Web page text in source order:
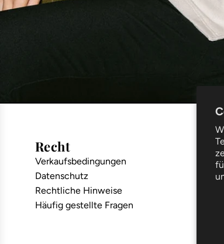
Recht
Verkaufsbedingungen
Datenschutz
Rechtliche Hinweise
Häufig gestellte Fragen